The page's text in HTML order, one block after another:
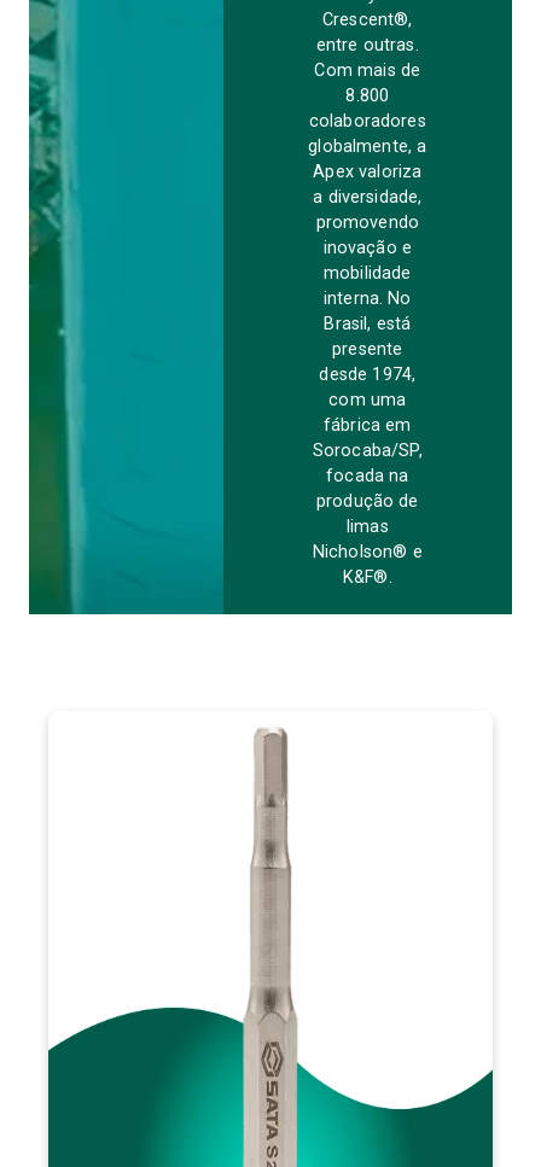
Crescent®,
entre outras.
Com mais de
8.800
colaboradores
globalmente, a
Apex valoriza
a diversidade,
promovendo
inovação e
mobilidade
interna. No
Brasil, está
presente
desde 1974,
com uma
fábrica em
Sorocaba/SP,
focada na
produção de
limas
Nicholson® e
K&F®.
material de alta qualidade
S2+ com adição de níquel, molibdênio e vanádio. Ideal para
profissionais de diversas áreas, como mecânicos e
marceneiros, oferece excelente desempenho em apertos e
desapertos rápidos e precisos. Disponível nos tamanhos
3mmx50mm, 4mmx50mm, 5mmx50mm e 6mmx50mm
principal qualidade é a vida útil prolongada, que garante
eficiência no trabalho por mais tempo.